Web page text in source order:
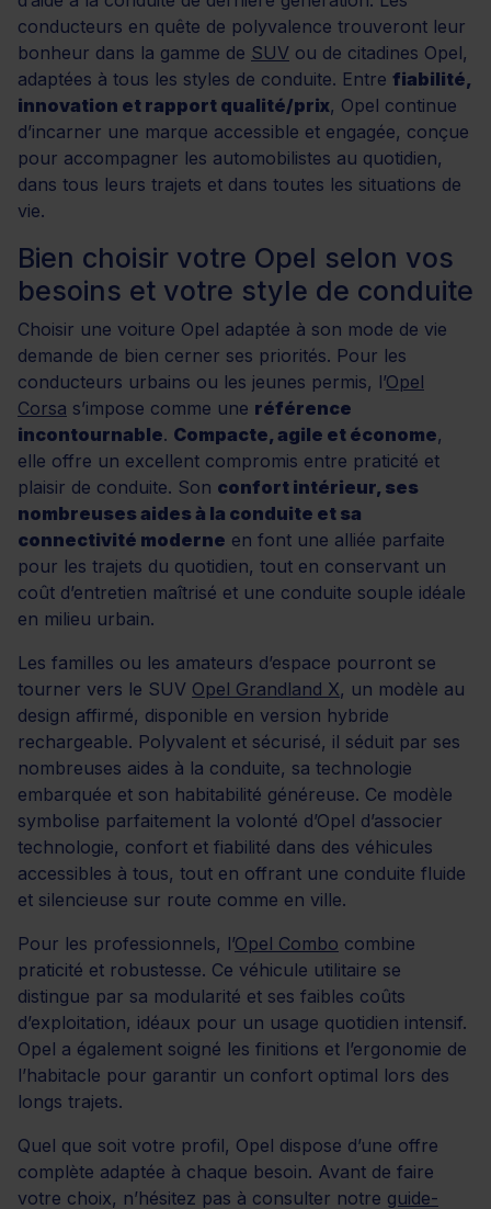
conducteurs en quête de polyvalence trouveront leur
bonheur dans la gamme de SUV ou de citadines Opel,
adaptées à tous les styles de conduite. Entre fiabilité,
innovation et rapport qualité/prix, Opel continue
d’incarner une marque accessible et engagée, conçue
pour accompagner les automobilistes au quotidien,
dans tous leurs trajets et dans toutes les situations de
vie.
Bien choisir votre Opel selon vos
besoins et votre style de conduite
Choisir une voiture Opel adaptée à son mode de vie
demande de bien cerner ses priorités. Pour les
conducteurs urbains ou les jeunes permis, l’Opel
Corsa s’impose comme une référence
incontournable. Compacte, agile et économe,
elle offre un excellent compromis entre praticité et
plaisir de conduite. Son confort intérieur, ses
nombreuses aides à la conduite et sa
connectivité moderne en font une alliée parfaite
pour les trajets du quotidien, tout en conservant un
coût d’entretien maîtrisé et une conduite souple idéale
en milieu urbain.
Les familles ou les amateurs d’espace pourront se
tourner vers le SUV Opel Grandland X, un modèle au
design affirmé, disponible en version hybride
rechargeable. Polyvalent et sécurisé, il séduit par ses
nombreuses aides à la conduite, sa technologie
embarquée et son habitabilité généreuse. Ce modèle
symbolise parfaitement la volonté d’Opel d’associer
technologie, confort et fiabilité dans des véhicules
accessibles à tous, tout en offrant une conduite fluide
et silencieuse sur route comme en ville.
Pour les professionnels, l’Opel Combo combine
praticité et robustesse. Ce véhicule utilitaire se
distingue par sa modularité et ses faibles coûts
d’exploitation, idéaux pour un usage quotidien intensif.
Opel a également soigné les finitions et l’ergonomie de
l’habitacle pour garantir un confort optimal lors des
longs trajets.
Quel que soit votre profil, Opel dispose d’une offre
complète adaptée à chaque besoin. Avant de faire
votre choix, n’hésitez pas à consulter notre guide-